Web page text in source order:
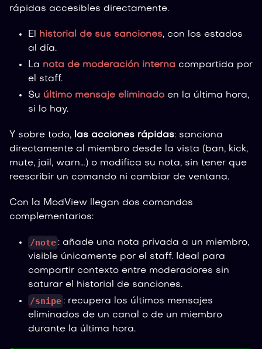
rápidas accesibles directamente.
El historial de sus sanciones, con los estados
al día.
La nota de moderación interna compartida por
el staff.
Su último mensaje eliminado en la última hora,
si lo hay.
Y sobre todo, las acciones rápidas: sanciona
directamente al miembro desde la vista (ban, kick,
mute, jail, warn…) o modifica su nota, sin tener que
reescribir un comando ni cambiar de ventana.
Con la ModView llegan dos comandos
complementarios:
/note : añade una nota privada a un miembro,
visible únicamente por el staff. Ideal para
compartir contexto entre moderadores sin
saturar el historial de sanciones.
/snipe : recupera los últimos mensajes
eliminados de un canal o de un miembro
durante la última hora.